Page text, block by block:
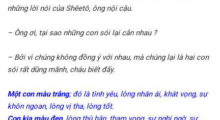
những lời nói của Shêetô, ông nội cậu.
– Ông ơi, tại sao những con sói lại cắn nhau ?
– Bởi vì chúng không đồng ý với nhau, mà chúng lại là hai con
sói rất dũng mãnh, cháu biết đấy.
Một con màu trắng; đó là tình yêu, lòng nhân ái, khát vọng, sự
khôn ngoan, lòng vị tha, lòng tốt.